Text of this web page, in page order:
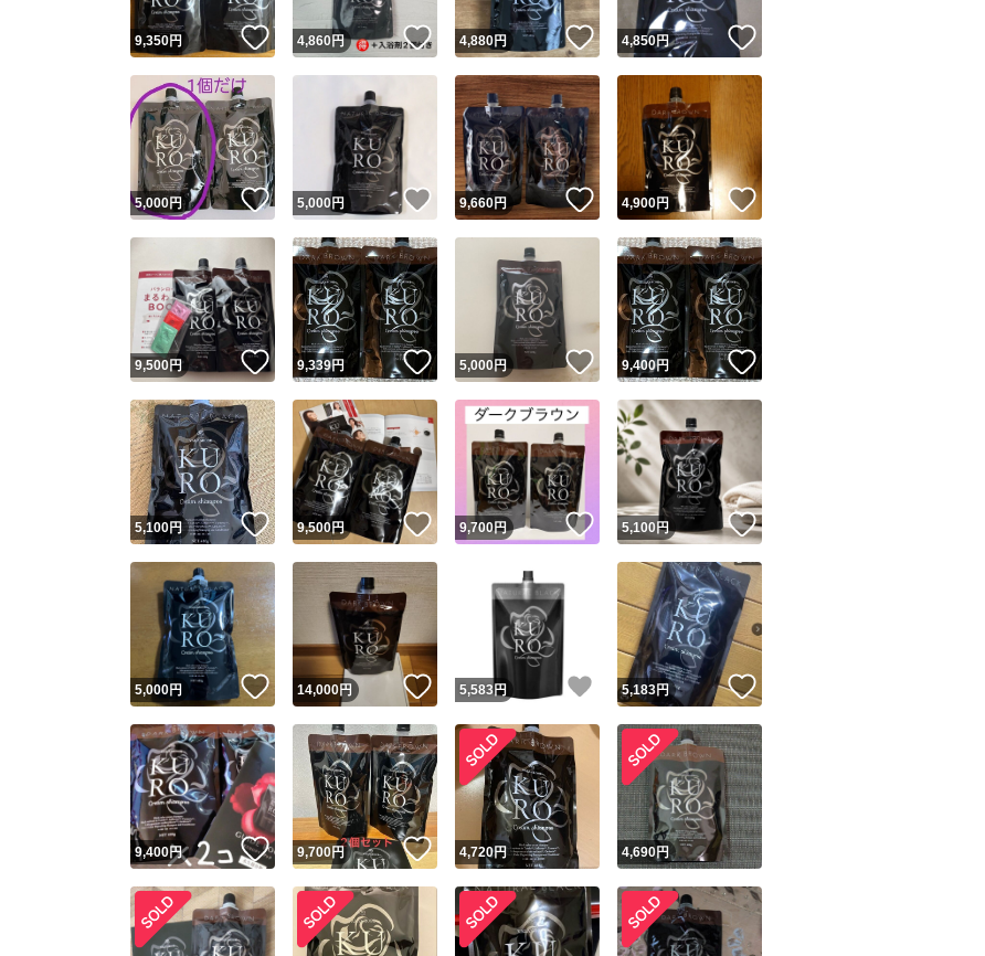
9,350円 いいね！
4,860円 いいね！
4,880円 いいね！
4,850円
5,000円 いいね！
5,000円 いいね！
9,660円 いいね！
4,900円
9,500円 いいね！
9,339円 いいね！
5,000円 いいね！
9,400円 いいね！
5,100円 いいね！
9,500円 いいね！
9,700円 いいね！
5,100円 いいね！
5,000円 いいね！
14,000円 いいね！
5,583円 いいね！
5,183円
9,400円 いいね！
9,700円 いいね！
4,720円 4,690円